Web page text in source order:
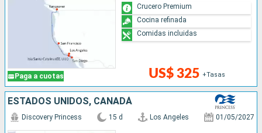
Paga a cuotas US$ 325 +Tasas
Crucero Premium
Cocina refinada
Comidas incluidas
ESTADOS UNIDOS, CANADÁ
Discovery Princess 15 d Los Angeles 01/05/2027